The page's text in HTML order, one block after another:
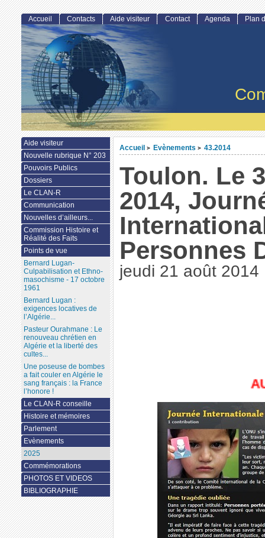
Accueil > Evènements > 43.2014
Toulon. Le
2014,
Personnes
jeudi 21 août 2014
AU
Accueil Contacts Aide visiteur Contact Agenda Plan
Aide visiteur
Nouvelle rubrique N° 203
Pouvoirs Publics
Dossiers
Le CLAN-R
Communication
Nouvelles d’ailleurs...
Commission Histoire et
Réalité des Faits
Points de vue
Bernard Lugan-
Culpabilisation et Ethno-
masochisme - 17 octobre
1961
Bernard Lugan :
exigences locatives de
l’Algérie...
Pasteur Ourahmane : Le
renouveau chrétien en
Algérie et la liberté des
cultes...
Une poseuse de bombes
a fait couler en Algérie le
sang français : la France
l’honore !
Le CLAN-R conseille
Histoire et mémoires
Parlement
Evènements
2025
Commémorations
PHOTOS ET VIDEOS
BIBLIOGRAPHIE